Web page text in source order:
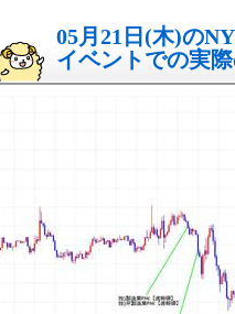
05月21日(木)の
イベントでの実